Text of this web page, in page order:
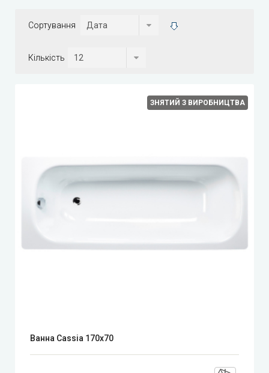
Сортування
Кількість
ЗНЯТИЙ З ВИРОБНИЦТВА
Ванна Cassia 170x70